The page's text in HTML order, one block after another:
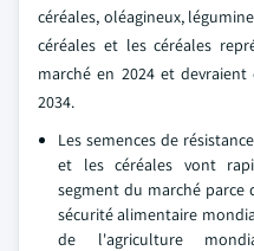
céréales, oléagineux,
céréales et les céréales
marché en 2024 et devraient
2034.
Les semences de
et les céréales vont
segment du marché
sécurité alimentaire
de l'agriculture